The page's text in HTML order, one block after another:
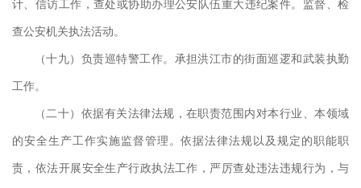
计、信访工作，查处或协助办理公安队伍重大违纪案件。监督、检
查公安机关执法活动。
（十九）负责巡特警工作。承担洪江市的街面巡逻和武装执勤
工作。
（二十）依据有关法律法规，在职责范围内对本行业、本领域
的安全生产工作实施监督管理。依据法律法规以及规定的职能职
责，依法开展安全生产行政执法工作，严厉查处违法违规行为，与